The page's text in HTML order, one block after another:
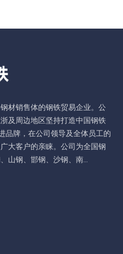
材销售体的钢铁贸易企业。公
及周边地区坚持打造中国钢铁
品牌，在公司领导及全体员工的
大客户的亲睐。公司为全国钢
山钢、邯钢、沙钢、南...